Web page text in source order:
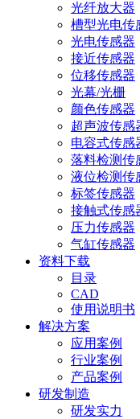
光纤放大器
槽型光电传
光电传感器
接近传感器
位移传感器
光幕/光栅
颜色传感器
超声波传感
电容式传感
落料检测传
液位检测传
标签传感器
接触式传感
压力传感器
气缸传感器
资料下载
目录
CAD
使用说明书
解决方案
应用案例
行业案例
产品案例
研发制造
研发实力